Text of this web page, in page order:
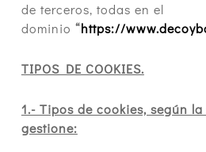
de terceros, todas en el
dominio “https://
TIPOS DE COOKIES.
1.- Tipos de cookies, según
gestione: